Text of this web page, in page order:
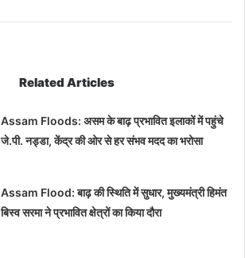
Related Articles
Assam Floods: असम के बाढ़ प्रभावित इलाकों में पहुंचे
जे.पी. नड्डा, केंद्र की ओर से हर संभव मदद का भरोसा
Assam Flood: बाढ़ की स्थिति में सुधार, मुख्यमंत्री हिमंत
बिस्व सरमा ने प्रभावित क्षेत्रों का किया दौरा